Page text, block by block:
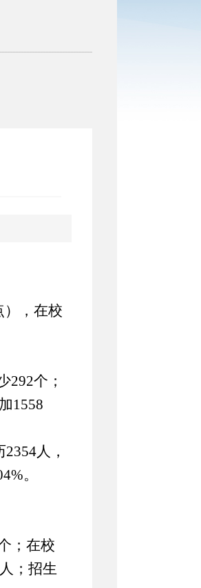
， 在校
292个；
1558
2354人，
4%。
；在校
人；招生